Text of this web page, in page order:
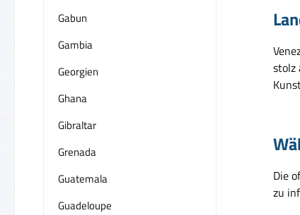
Gabun
Gambia
Georgien
Ghana
Gibraltar
Grenada
Guatemala
Guadeloupe
stolz
Die
zu